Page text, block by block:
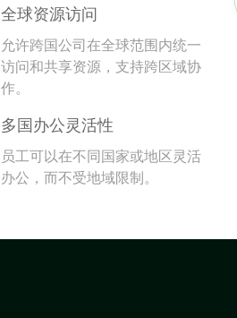
全球资源访问
允许跨国公司在全球范围内统一
访问和共享资源，支持跨区域协
作。
多国办公灵活性
员工可以在不同国家或地区灵活
办公，而不受地域限制。